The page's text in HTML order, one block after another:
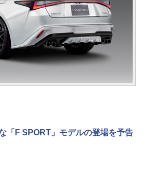
「F SPORT」モデルの登場を予告